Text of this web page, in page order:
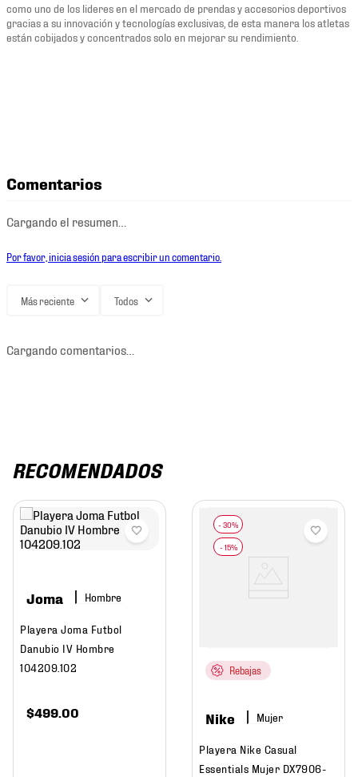
como uno de los lideres en el mercado de prendas y accesorios deportivos
gracias a su innovación y tecnologías exclusivas, de esta manera los atletas
están cobijados y concentrados solo en mejorar su rendimiento.
Comentarios
Cargando el resumen…
Por favor, inicia sesión para escribir un comentario.
Más reciente Todos
Cargando comentarios…
RECOMENDADOS
Joma Hombre
Playera Joma Futbol
Danubio IV Hombre
104209.102
$499.00
Rebajas
Nike Mujer
Playera Nike Casual
Essentials Mujer DX7906-